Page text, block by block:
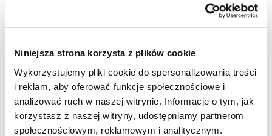
Niniejsza strona korzysta z plików cookie
Wykorzystujemy pliki cookie do spersonalizowania treści
i reklam, aby oferować funkcje społecznościowe i
analizować ruch w naszej witrynie. Informacje o tym, jak
korzystasz z naszej witryny, udostępniamy partnerom
społecznościowym, reklamowym i analitycznym.
Produkt na zapytanie
m
YTDY 6x0,5 biały Kabel do urządzeń
alarmowych / domofonów